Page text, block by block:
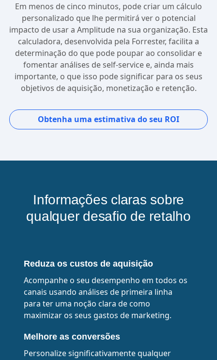
Em menos de cinco minutos, pode criar um cálculo
personalizado que lhe permitirá ver o potencial
impacto de usar a Amplitude na sua organização. Esta
calculadora, desenvolvida pela Forrester, facilita a
determinação do que pode poupar ao consolidar e
fomentar análises de self-service e, ainda mais
importante, o que isso pode significar para os seus
objetivos de aquisição, monetização e retenção.
Obtenha uma estimativa do seu ROI
Informações claras sobre
qualquer desafio de retalho
Reduza os custos de aquisição
Acompanhe o seu desempenho em todos os
canais usando análises de primeira linha
para ter uma noção clara de como
maximizar os seus gastos de marketing.
Melhore as conversões
Personalize significativamente qualquer